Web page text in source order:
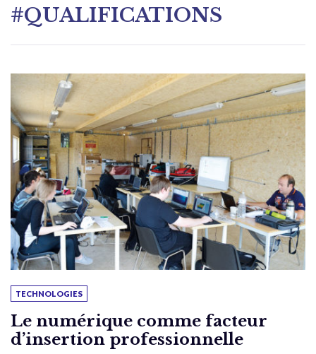
#QUALIFICATIONS
TECHNOLOGIES
Le numérique comme facteur
d’insertion professionnelle